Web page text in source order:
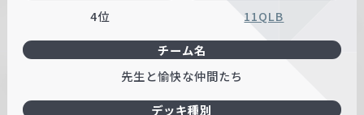
4位
11QLB
チーム名
先生と愉快な仲間たち
デッキ種別